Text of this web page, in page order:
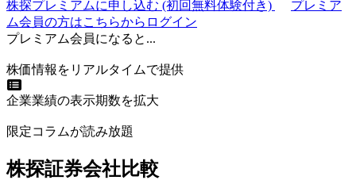
株探プレミアムに申し込む (初回無料体験付き)
プレミア
ム会員の方はこちらからログイン
プレミアム会員になると...
株価情報をリアルタイムで提供
企業業績の表示期数を拡大
限定コラムが読み放題
株探証券会社比較